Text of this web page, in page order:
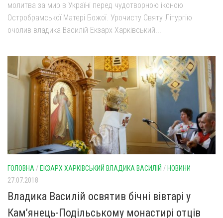
молитва за мир в Україні перед чудотворною іконою
Остробрамської Матері Божої. Урочисту Святу Літургію
очолив владика Василій Екзарх Харківський...
ГОЛОВНА / ЕКЗАРХ ХАРКІВСЬКИЙ ВЛАДИКА ВАСИЛІЙ / НОВИНИ
27.07.2018
Владика Василій освятив бічні вівтарі у
Кам’янець-Подільському монастирі отців